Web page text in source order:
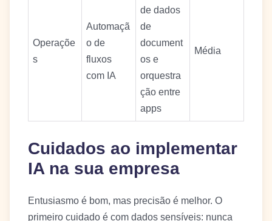
Operaçõe
s
Automaçã
o de
fluxos
com IA
de dados
de
document
os e
orquestra
ção entre
apps
Média
Cuidados ao implementar
IA na sua empresa
Entusiasmo é bom, mas precisão é melhor. O
primeiro cuidado é com dados sensíveis: nunca